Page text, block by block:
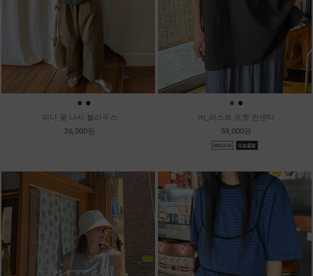
● ●
미니 꽃 나시 블라우스
36,000원
● ●
m_라스트 포켓 린넨티
59,000원